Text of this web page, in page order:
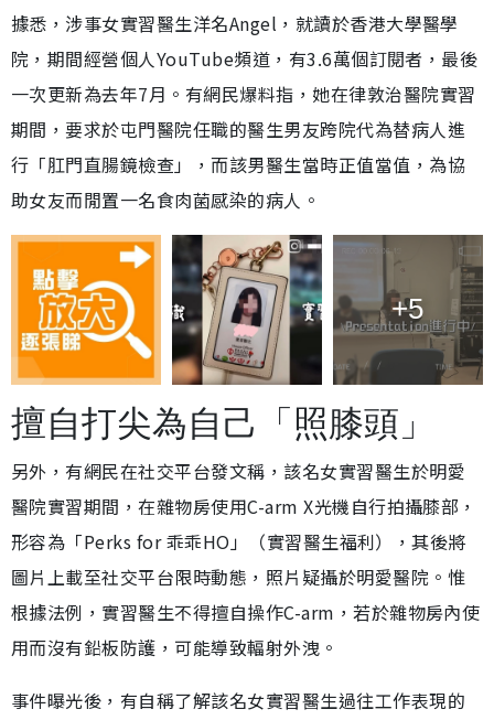
據悉，涉事女實習醫生洋名Angel，就讀於香港大學醫學
院，期間經營個人YouTube頻道，有3.6萬個訂閱者，最後
一次更新為去年7月。有網民爆料指，她在律敦治醫院實習
期間，要求於屯門醫院任職的醫生男友跨院代為替病人進
行「肛門直腸鏡檢查」，而該男醫生當時正值當值，為協
助女友而閒置一名食肉菌感染的病人。
+5
擅自打尖為自己「照膝頭」
另外，有網民在社交平台發文稱，該名女實習醫生於明愛
醫院實習期間，在雜物房使用C-arm X光機自行拍攝膝部，
形容為「Perks for 乖乖HO」（實習醫生福利），其後將
圖片上載至社交平台限時動態，照片疑攝於明愛醫院。惟
根據法例，實習醫生不得擅自操作C-arm，若於雜物房內使
用而沒有鉛板防護，可能導致輻射外洩。
事件曝光後，有自稱了解該名女實習醫生過往工作表現的